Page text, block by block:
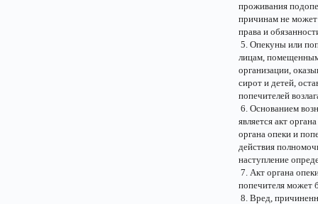
проживания
причинам не может
права и
5. Опекуны или
лицам, помещенным
организации,
сирот и детей,
попечителей
6. Основанием
является акт
органа опеки и
действия
наступление
7. Акт органа
попечителя может
8. Вред,